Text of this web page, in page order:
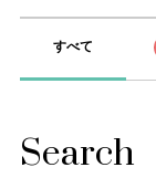
すべて
Search